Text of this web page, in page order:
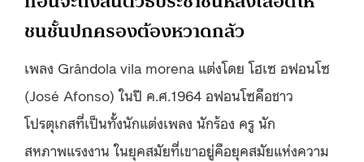
ชนชั้นปกครองต้องหวาดกลัว
เพลง Grândola vila morena แต่งโดย โฮเซ อฟอนโซ
(José Afonso) ในปี ค.ศ.1964 อฟอนโซคือชาว
โปรตุเกสที่เป็นทั้งนักแต่งเพลง นักร้อง ครู นัก
สหภาพแรงงาน ในยุคสมัยที่เขาอยู่คือยุคสมัยแห่งความ